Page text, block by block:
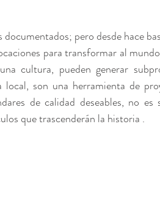
positivo meditación
Eventos CDMX Bodas
pero desde hace
para transformar al
cultura, pueden generar
son una herramienta de
de calidad deseables, no es
que trascenderán la historia .